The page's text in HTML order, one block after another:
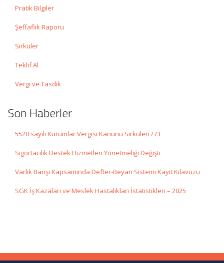
Pratik Bilgiler
Şeffaflık Raporu
Sirküler
Teklif Al
Vergi ve Tasdik
Son Haberler
5520 sayılı Kurumlar Vergisi Kanunu Sirküleri /73
Sigortacılık Destek Hizmetleri Yönetmeliği Değişti
Varlık Barışı Kapsamında Defter-Beyan Sistemi Kayıt Kılavuzu
SGK İş Kazaları ve Meslek Hastalıkları İstatistikleri – 2025